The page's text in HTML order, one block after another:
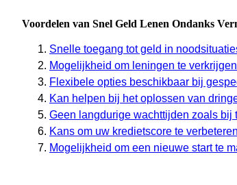
Voordelen van Snel Geld Lenen Ondanks
Snelle toegang tot geld in
Mogelijkheid om leningen te
Flexibele opties beschikbaar bij
Kan helpen bij het oplossen van
Geen langdurige wachttijden zoals bij
Kans om uw kredietscore te
Mogelijkheid om een nieuwe start te